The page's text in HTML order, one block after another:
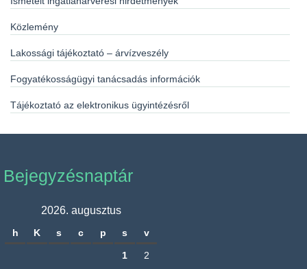
Közlemény
Lakossági tájékoztató – árvízveszély
Fogyatékosságügyi tanácsadás információk
Tájékoztató az elektronikus ügyintézésről
Bejegyzésnaptár
2026. augusztus
h K s c p s v
1
2